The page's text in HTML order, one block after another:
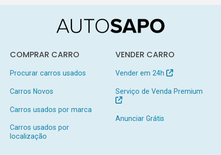
COMPRAR CARRO
Procurar carros usados
Carros Novos
Carros usados por marca
Carros usados por
localização
VENDER CARRO
Vender em 24h
Serviço de Venda Premium
Anunciar Grátis